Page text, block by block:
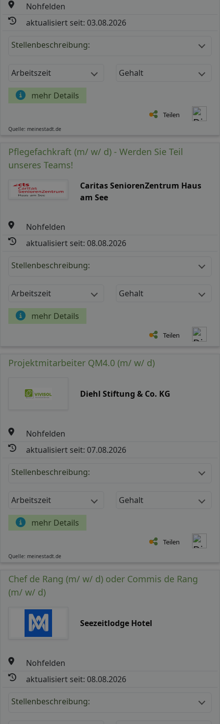
Nohfelden
aktualisiert seit: 03.08.2026
Stellenbeschreibung:
Arbeitszeit Gehalt
mehr Details
Teilen
Quelle: meinestadt.de
Pflegefachkraft (m/ w/ d) - Werden Sie Teil
unseres Teams!
Caritas SeniorenZentrum Haus
am See
Nohfelden
aktualisiert seit: 08.08.2026
Stellenbeschreibung:
Arbeitszeit Gehalt
mehr Details
Teilen
Projektmitarbeiter QM4.0 (m/ w/ d)
Diehl Stiftung & Co. KG
Nohfelden
aktualisiert seit: 07.08.2026
Stellenbeschreibung:
Arbeitszeit Gehalt
mehr Details
Teilen
Quelle: meinestadt.de
Chef de Rang (m/ w/ d) oder Commis de Rang
(m/ w/ d)
Seezeitlodge Hotel
Nohfelden
aktualisiert seit: 08.08.2026
Stellenbeschreibung: